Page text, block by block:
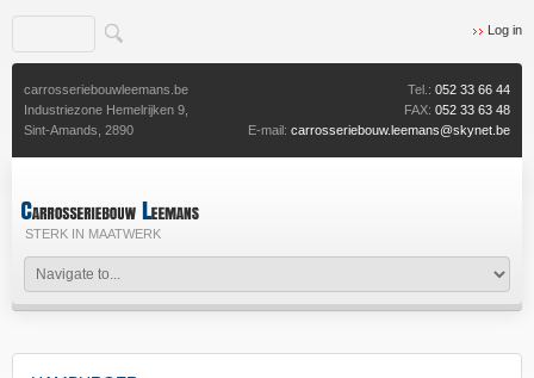
Log in
carrosseriebouwleemans.be
Industriezone Hemelrijken 9,
Sint-Amands, 2890
Tel.: 052 33 66 44
FAX: 052 33 63 48
E-mail: carrosseriebouw.leemans@skynet.be
STERK IN MAATWERK